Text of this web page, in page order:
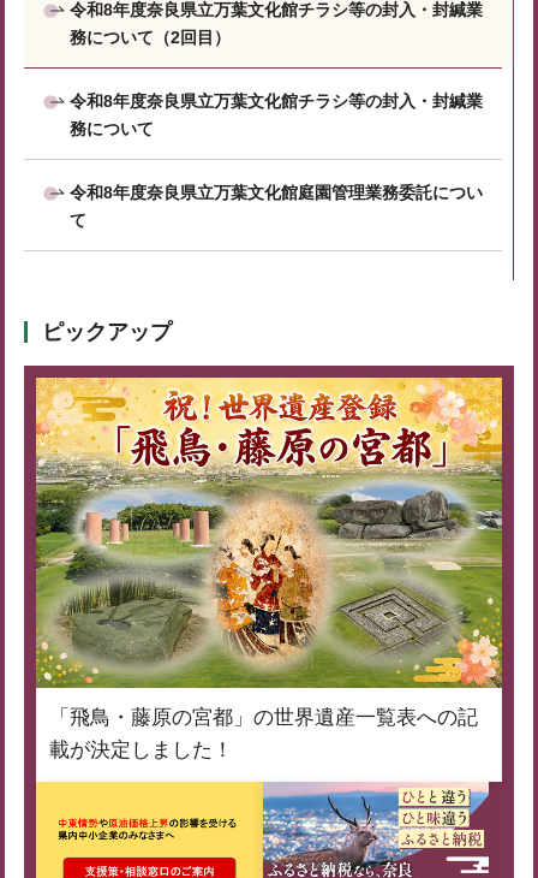
令和8年度奈良県⽴万葉⽂化館チラシ等の封入・封緘業
務について（2回目）
令和8年度奈良県⽴万葉⽂化館チラシ等の封入・封緘業
務について
令和8年度奈良県立万葉文化館庭園管理業務委託につい
て
ピックアップ
「飛鳥・藤原の宮都」の世界遺産一覧表への記
載が決定しました！